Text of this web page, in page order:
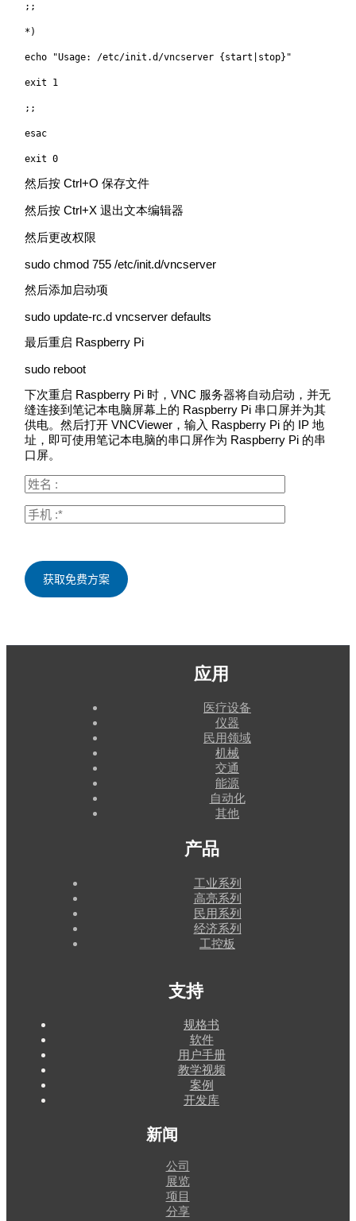
;;
*)
echo "Usage: /etc/init.d/vncserver {start|stop}"
exit 1
;;
esac
exit 0
然后按 Ctrl+O 保存文件
然后按 Ctrl+X 退出文本编辑器
然后更改权限
sudo chmod 755 /etc/init.d/vncserver
然后添加启动项
sudo update-rc.d vncserver defaults
最后重启 Raspberry Pi
sudo reboot
下次重启 Raspberry Pi 时，VNC 服务器将自动启动，并无
缝连接到笔记本电脑屏幕上的 Raspberry Pi 串口屏并为其
供电。然后打开 VNCViewer，输入 Raspberry Pi 的 IP 地
址，即可使用笔记本电脑的串口屏作为 Raspberry Pi 的串
口屏。
应用
医疗设备
仪器
民用领域
机械
交通
能源
自动化
其他
产品
工业系列
高亮系列
民用系列
经济系列
工控板
支持
规格书
软件
用户手册
教学视频
案例
开发库
新闻
公司
展览
项目
分享